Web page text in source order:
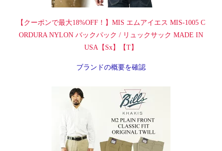
【クーポンで最大18%OFF！】MIS エムアイエス MIS-1005 C
ORDURA NYLON バックパック / リュックサック MADE IN
USA【Sx】【T】
ブランドの概要を確認